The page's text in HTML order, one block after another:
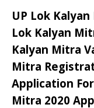
UP Lok
Lok Kalyan
Kalyan Mitra
Mitra
Application
Mitra 2020